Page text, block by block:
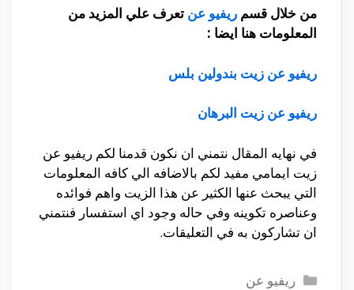
من خلال قسم ريفيو عن تعرف علي المزيد من
المعلومات هنا ايضا :
ريفيو عن زيت بندولين بلس
ريفيو عن زيت البرهان
في نهايه المقال نتمني ان نكون قدمنا لكم ريفيو عن
زيت ايمامي مفيد لكم بالاضافه الي كافه المعلومات
التي يبحث عنها الكثير عن هذا الزيت واهم فوائده
وعناصره تكوينه وفي حاله وجود اي استفسار فنتمني
ان تشاركون به في التعليقات.
التصنيفات
ريفيو عن